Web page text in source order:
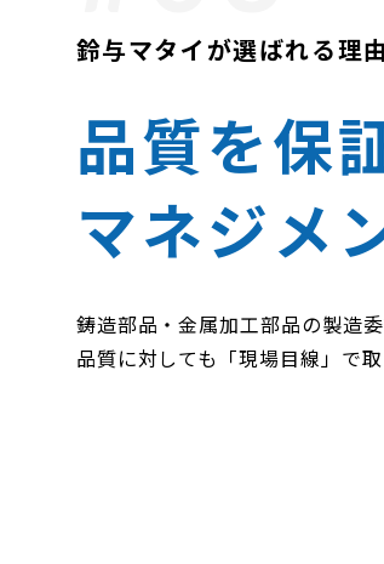
鈴与マタイが選ばれる理由
品質を保
マネジメ
鋳造部品・金属加工部品の製造
品質に対しても「現場目線」で